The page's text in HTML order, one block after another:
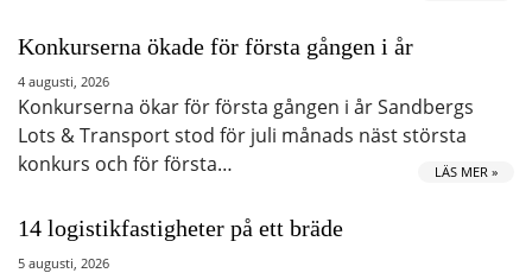
Konkurserna ökade för första gången i år
4 augusti, 2026
Konkurserna ökar för första gången i år Sandbergs
Lots & Transport stod för juli månads näst största
konkurs och för första…
LÄS MER »
14 logistikfastigheter på ett bräde
5 augusti, 2026